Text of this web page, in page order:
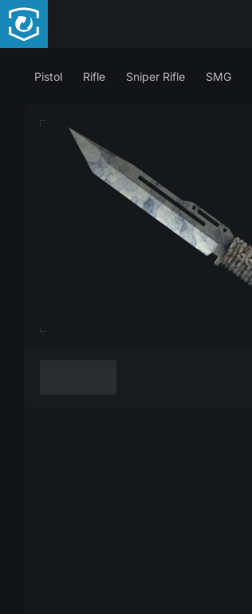
Pistol Rifle Sniper Rifle SMG